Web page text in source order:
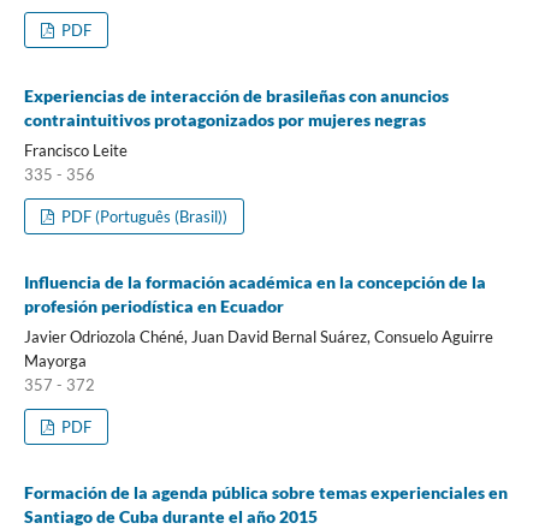
PDF
Experiencias de interacción de brasileñas con anuncios
contraintuitivos protagonizados por mujeres negras
Francisco Leite
335 - 356
PDF (Português (Brasil))
Influencia de la formación académica en la concepción de la
profesión periodística en Ecuador
Javier Odriozola Chéné, Juan David Bernal Suárez, Consuelo Aguirre
Mayorga
357 - 372
PDF
Formación de la agenda pública sobre temas experienciales en
Santiago de Cuba durante el año 2015